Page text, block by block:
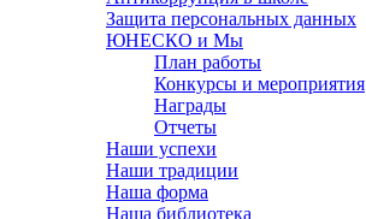
Защита персональных данных
ЮНЕСКО и Мы
План работы
Конкурсы и мероприятия
Награды
Отчеты
Наши успехи
Наши традиции
Наша форма
Наша библиотека